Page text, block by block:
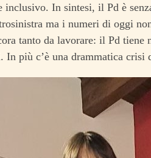
inclusivo. In sintesi, il Pd è
ma i numeri di oggi
tanto da lavorare: il Pd
In più c’è una drammatica crisi